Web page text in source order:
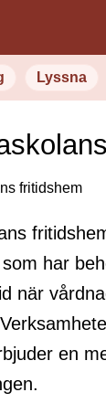
Lyssna
har
när
en